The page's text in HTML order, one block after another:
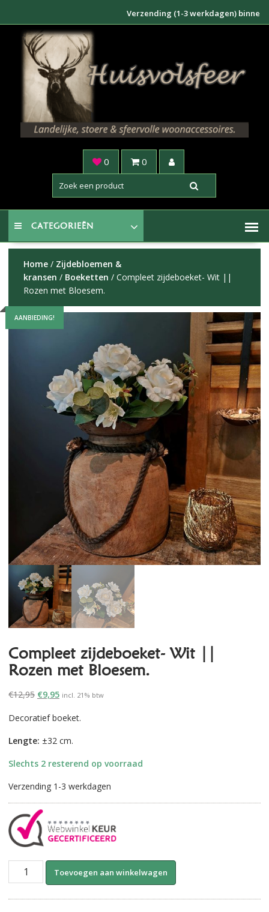
inhoud
Verzending (1-3 werkdagen) binnen NL
0 0
CATEGORIEËN
Home/ Zijdebloemen &
kransen / Boeketten / Compleet zijdeboeket- Wit ||
Rozen met Bloesem.
AANBIEDING!
Compleet zijdeboeket- Wit ||
Rozen met Bloesem.
€12,95 Oorspronkelijke
was:
€9,95Huidige
is:
incl. 21% btw
Decoratief boeket.
Lengte: ±32 cm.
Slechts 2 resterend op voorraad
Verzending 1-3 werkdagen
Compleet
zijdeboeket-
Toevoegen aan winkelwagen